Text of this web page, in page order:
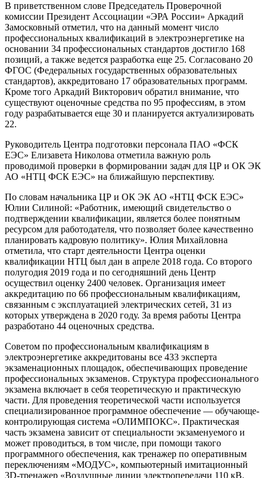
В приветственном слове Председатель Проверочной
комиссии Президент Ассоциации «ЭРА России» Аркадий
Замосковный отметил, что на данный момент число
профессиональных квалификаций в электроэнергетике на
основании 34 профессиональных стандартов достигло 168
позиций, а также ведется разработка еще 25. Согласовано 20
ФГОС (Федеральных государственных образовательных
стандартов), аккредитовано 17 образовательных программ.
Кроме того Аркадий Викторович обратил внимание, что
существуют оценочные средства по 95 профессиям, в этом
году разрабатывается еще 30 и планируется актуализировать
22.
Руководитель Центра подготовки персонала ПАО «ФСК
ЕЭС» Елизавета Николова отметила важную роль
проводимой проверки в формировании задач для ЦР и ОК ЭК
АО «НТЦ ФСК ЕЭС» на ближайшую перспективу.
По словам начальника ЦР и ОК ЭК АО «НТЦ ФСК ЕЭС»
Юлии Силиной: «Работник, имеющий свидетельство о
подтверждении квалификации, является более понятным
ресурсом для работодателя, что позволяет более качественно
планировать кадровую политику». Юлия Михайловна
отметила, что старт деятельности Центра оценки
квалификации НТЦ был дан в апреле 2018 года. Со второго
полугодия 2019 года и по сегодняшний день Центр
осуществил оценку 2400 человек. Организация имеет
аккредитацию по 66 профессиональным квалификациям,
связанным с эксплуатацией электрических сетей, 31 из
которых утверждена в 2020 году. За время работы Центра
разработано 44 оценочных средства.
Советом по профессиональным квалификациям в
электроэнергетике аккредитованы все 433 эксперта
экзаменационных площадок, обеспечивающих проведение
профессиональных экзаменов. Структура профессионального
экзамена включает в себя теоретическую и практическую
части. Для проведения теоретической части используется
специализированное программное обеспечение — обучающе-
контролирующая система «ОЛИМПОКС». Практическая
часть экзамена зависит от специальности экзаменуемого и
может проводиться, в том числе, при помощи такого
программного обеспечения, как тренажер по оперативным
переключениям «МОДУС», компьютерный имитационный
3D-тренажер «Воздушные линии электропередачи 110 кВ.